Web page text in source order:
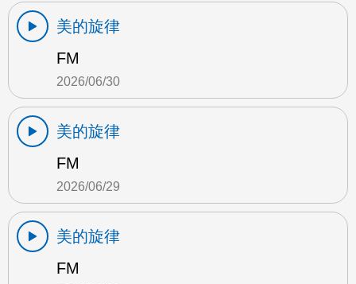
美的旋律
FM
2026/06/30
美的旋律
FM
2026/06/29
美的旋律
FM